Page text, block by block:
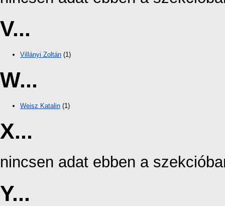
V...
Villányi Zoltán (1)
W...
Weisz Katalin (1)
X...
nincsen adat ebben a
Y...